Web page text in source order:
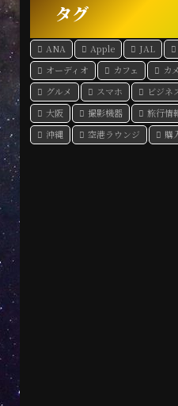
タグ
ANA Apple JAL
オーディオ
カフェ カ
グルメ
スマホ ビジネ
大阪
撮影機器 旅行情
沖縄
空港ラウンジ 購